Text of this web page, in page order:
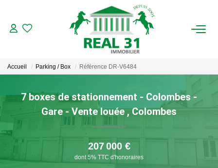
ACHAT
ESTIMATION
FAIRE GÉRER
Gestion Locative
Accueil Parking / Box Référence DR-V6484
7 boxes de stationnement - Colombes -
Gare - Vente louée,Colombes
207 000 €
dont 5% TTC d'honoraires